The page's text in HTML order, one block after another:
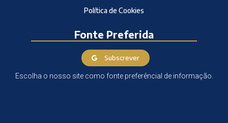
Política de Cookies
Fonte Preferida
Subscrever
Escolha o nosso site como fonte preferêncial de informação.